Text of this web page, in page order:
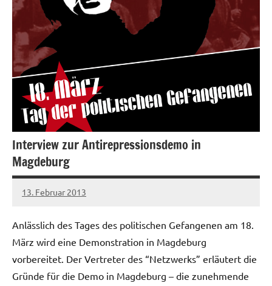
Interview zur Antirepressionsdemo in
Magdeburg
13. Februar 2013
admin
Anlässlich des Tages des politischen Gefangenen am 18.
März wird eine Demonstration in Magdeburg
vorbereitet. Der Vertreter des “Netzwerks” erläutert die
Gründe für die Demo in Magdeburg – die zunehmende